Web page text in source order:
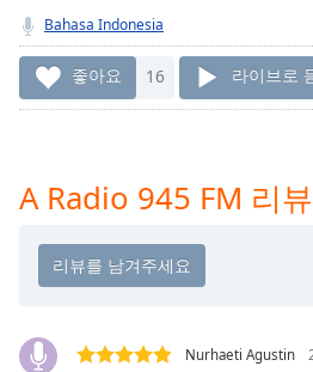
behind
liveLIVE
Remaining
Time-
Playback
Chapters
Descriptions
Bahasa Indonesia
좋아요 16 라이브로
A Radio 945 FM 리뷰
Nurhaeti Agustin